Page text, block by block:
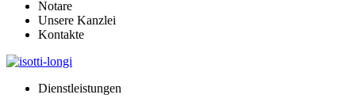
Notare
Unsere Kanzlei
Kontakte
Dienstleistungen